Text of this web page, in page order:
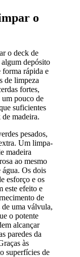
o
o deck de
algum depósito
forma rápida e
de limpeza
fortes,
um pouco de
suficientes
madeira.
pesados,
Um limpa-
madeira
ao mesmo
Os dois
esforço e os
este efeito e
de
de uma válvula,
o potente
alcançar
paredes da
às
superfícies de